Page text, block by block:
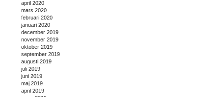
april 2020
mars 2020
februari 2020
januari 2020
december 2019
november 2019
oktober 2019
september 2019
augusti 2019
juli 2019
juni 2019
maj 2019
april 2019